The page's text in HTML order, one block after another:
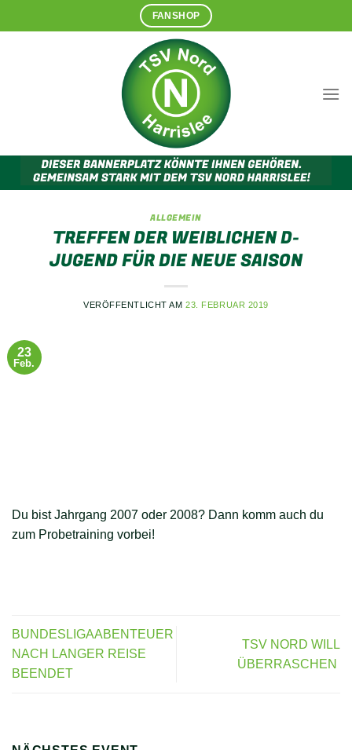
Inhalt
FANSHOP
ALLGEMEIN
TREFFEN DER WEIBLICHEN D-
JUGEND FÜR DIE NEUE SAISON
VERÖFFENTLICHT AM23. FEBRUAR 2019
23
Feb.
Du bist Jahrgang 2007 oder 2008? Dann komm auch du
zum Probetraining vorbei!
BUNDESLIGAABENTEUER
NACH LANGER REISE
BEENDET
TSV NORD WILL
ÜBERRASCHEN